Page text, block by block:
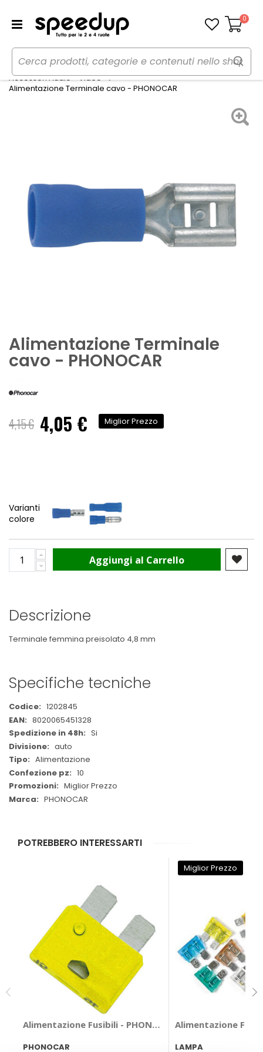
Carrello
0
Home Auto
Audio elettronica mobile
Accessori Audio - Video
Alimentazione Terminale cavo - PHONOCAR
Alimentazione Terminale
cavo - PHONOCAR
4,15 €
Prezzo
speciale
4,05 € Miglior Prezzo
Varianti
colore
Aggiungi al Carrello
Descrizione
Terminale femmina preisolato 4,8 mm
Specifiche tecniche
Maggiori
Informazioni
1202845
8020065451328
Si
auto
Alimentazione
10
Miglior Prezzo
PHONOCAR
POTREBBERO INTERESSARTI
Alimentazione Fusibili - PHONOCAR
PHONOCAR
Miglior Prezzo
Alimentazione
LAMPA